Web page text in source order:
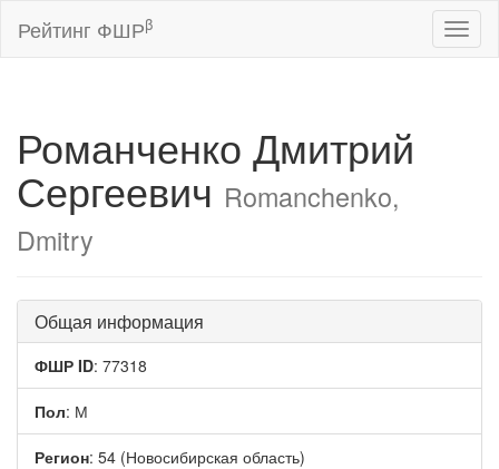
Рейтинг ФШРβ
Романченко Дмитрий
Сергеевич Romanchenko,
Dmitry
Общая информация
ФШР ID: 77318
Пол: М
Регион: 54 (Новосибирская область)